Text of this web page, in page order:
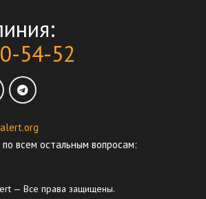
54-52
всем остальным вопросам:
— Все права защищены.